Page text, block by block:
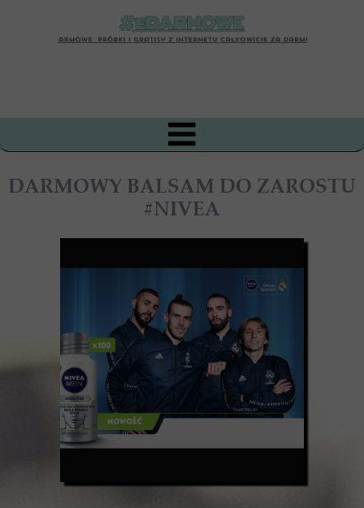
DARMOWY BALSAM DO ZAROSTU
#NIVEA